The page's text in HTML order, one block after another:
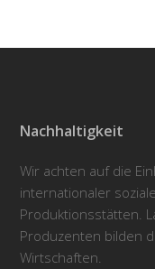
Nachhaltigkeit
Wir achten auf die
internationaler
Produktionsstätten.
Produzenten bilden
Wirtschaften.